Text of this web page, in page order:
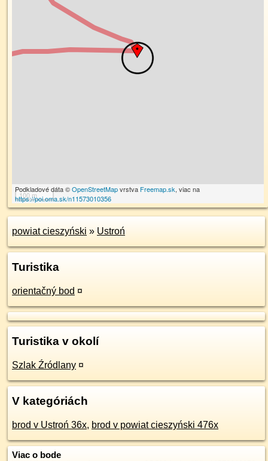
100 m
Podkladové dáta ©OpenStreetMapvrstva Freemap.sk, viac na
https://poi.oma.sk/n11573010356
powiat cieszyński » Ustroń
Turistika
orientačný bod ¤
Turistika v okolí
Szlak Źródlany ¤
V kategóriách
brod v Ustroń 36x, brod v powiat cieszyński 476x
Viac o bode